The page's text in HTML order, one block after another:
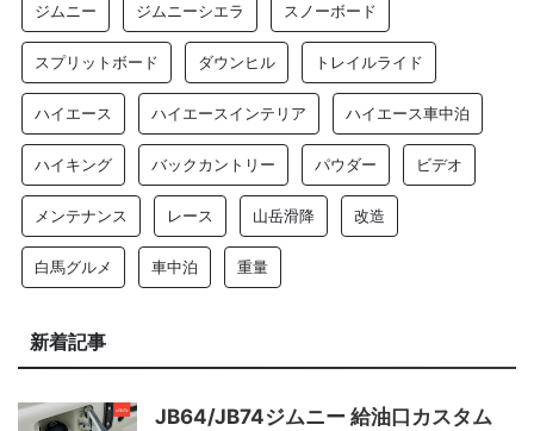
ジムニー ジムニーシエラ スノーボード
スプリットボード ダウンヒル トレイルライド
ハイエース ハイエースインテリア ハイエース車中泊
ハイキング バックカントリー パウダー ビデオ
メンテナンス レース 山岳滑降 改造
白馬グルメ 車中泊 重量
新着記事
JB64/JB74ジムニー 給油口カスタム